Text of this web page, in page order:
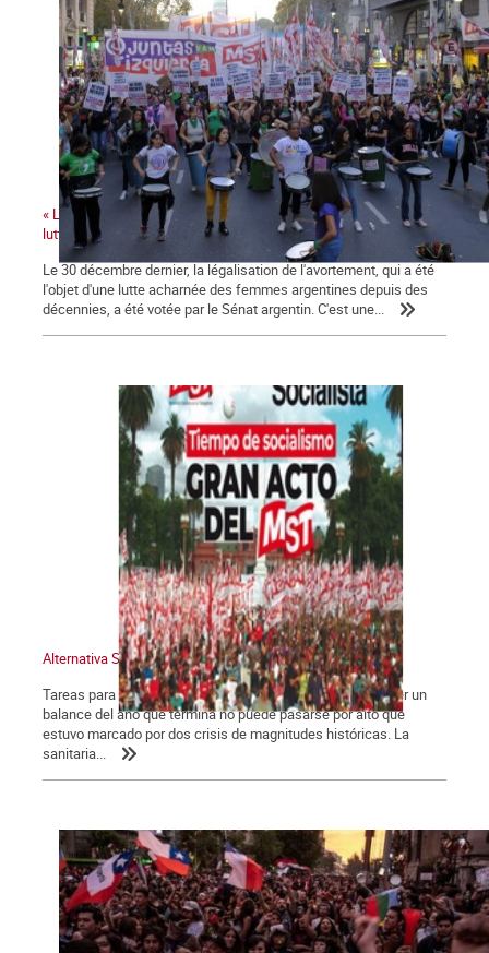
« La victoire de la légalisation de l'avortement renforce toutes les
luttes de genre »
Le 30 décembre dernier, la légalisation de l'avortement, qui a été
l'objet d'une lutte acharnée des femmes argentines depuis des
décennies, a été votée par le Sénat argentin. C'est une...
Alternativa Socialista 775
Tareas para el año que comienza Las dos crisis. Para hacer un
balance del año que termina no puede pasarse por alto que
estuvo marcado por dos crisis de magnitudes históricas. La
sanitaria...